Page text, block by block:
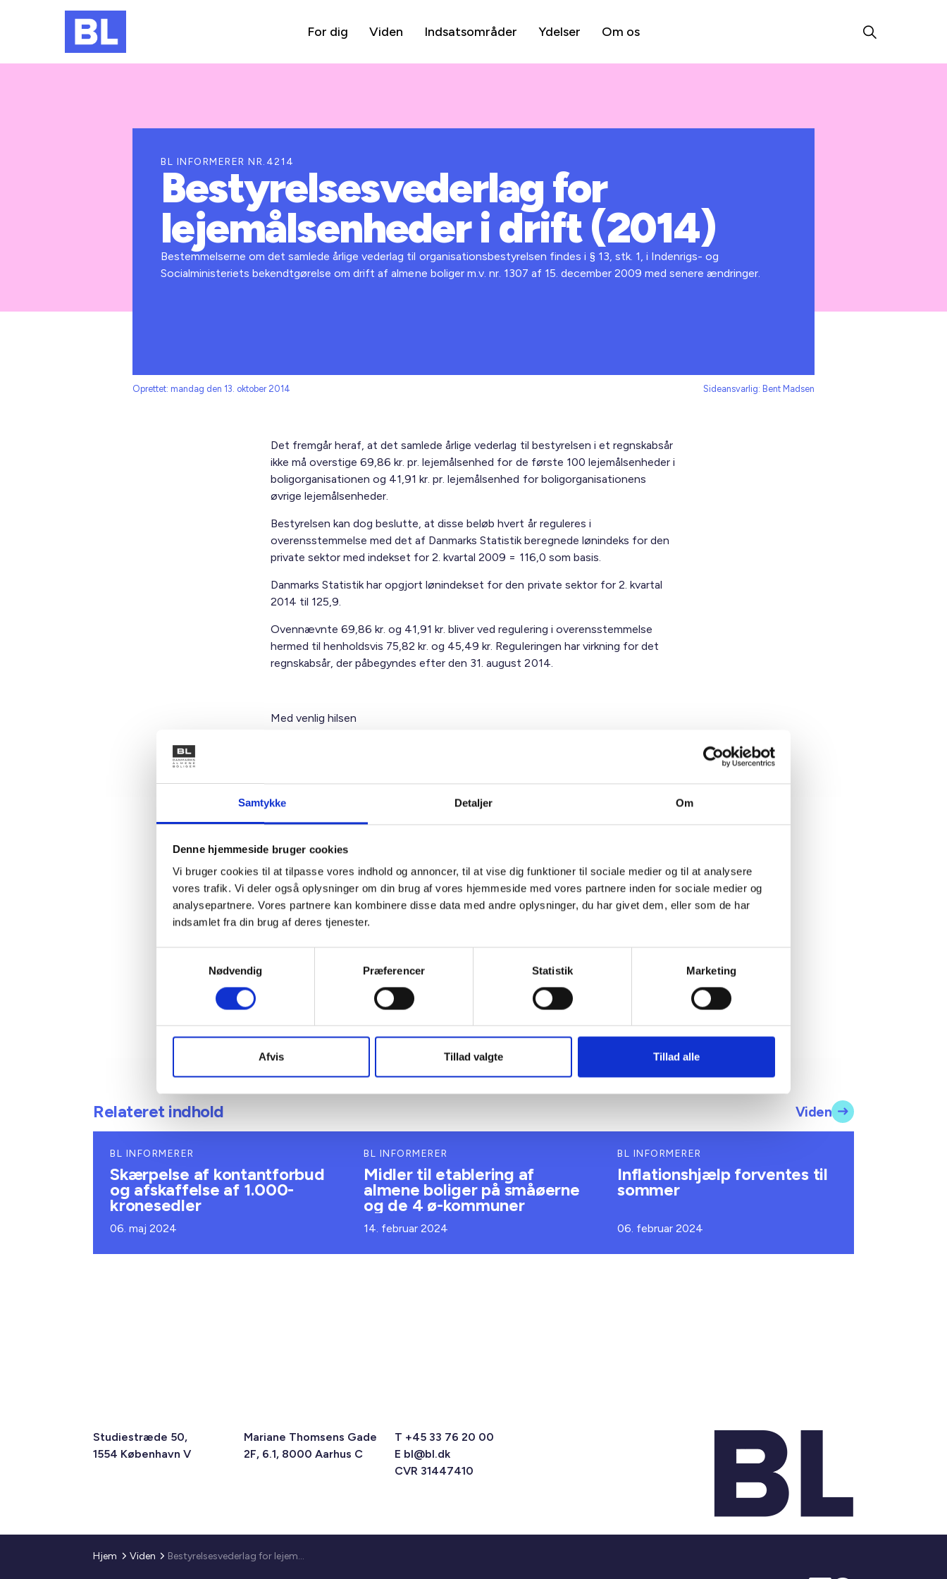
Samtykke Detaljer Om
Denne hjemmeside bruger cookies
Vi bruger cookies til at tilpasse vores indhold og annoncer, til at vise dig funktioner til sociale medier og til at analysere
vores trafik. Vi deler også oplysninger om din brug af vores hjemmeside med vores partnere inden for sociale medier og
analysepartnere. Vores partnere kan kombinere disse data med andre oplysninger, du har givet dem, eller som de har
indsamlet fra din brug af deres tjenester.
Nødvendig
Præferencer Statistik Marketing
Afvis Tillad valgte Tillad alle
For dig Viden Indsatsområder Ydelser Om os
BL INFORMERER NR.4214
Bestyrelsesvederlag for
lejemålsenheder i drift (2014)
Bestemmelserne om det samlede årlige vederlag til organisationsbestyrelsen findes i § 13, stk. 1, i Indenrigs- og
Socialministeriets bekendtgørelse om drift af almene boliger m.v. nr. 1307 af 15. december 2009 med senere ændringer.
Oprettet: mandag den 13. oktober 2014 Sideansvarlig: Bent Madsen
Det fremgår heraf, at det samlede årlige vederlag til bestyrelsen i et regnskabsår
ikke må overstige 69,86 kr. pr. lejemålsenhed for de første 100 leje­målsenheder i
boligorganisationen og 41,91 kr. pr. lejemålsenhed for boligorganisationens
øvrige lejemålsenheder.
Bestyrelsen kan dog beslutte, at disse beløb hvert år reguleres i
overensstemmelse med det af Danmarks Statistik beregnede lønindeks for den
private sektor med indekset for 2. kvartal 2009 = 116,0 som basis.
Danmarks Statistik har opgjort lønindekset for den private sektor for 2. kvartal
2014 til 125,9.
Ovennævnte 69,86 kr. og 41,91 kr. bliver ved regulering i overensstemmelse
hermed til hen­holdsvis 75,82 kr. og 45,49 kr. Reguleringen har virkning for det
regnskabsår, der påbegyndes efter den 31. august 2014.
Med venlig hilsen
Kontakt
Bent Madsen
Adm. direktør
Tlf: 28 88 18 77
Mail: bma@bl.dk
Relateret indhold Viden
BL INFORMERER
Skærpelse af kontantforbud
og afskaffelse af 1.000-
kronesedler
06. maj 2024
BL INFORMERER
Midler til etablering af
almene boliger på småøerne
og de 4 ø-kommuner
14. februar 2024
BL INFORMERER
Inflationshjælp forventes til
sommer
06. februar 2024
Studiestræde 50,
1554 København V
Mariane Thomsens Gade
2F, 6.1, 8000 Aarhus C
T +45 33 76 20 00
E bl@bl.dk
CVR 31447410
Hjem Viden Bestyrelsesvederlag for lejemålsenheder i drift (2014)